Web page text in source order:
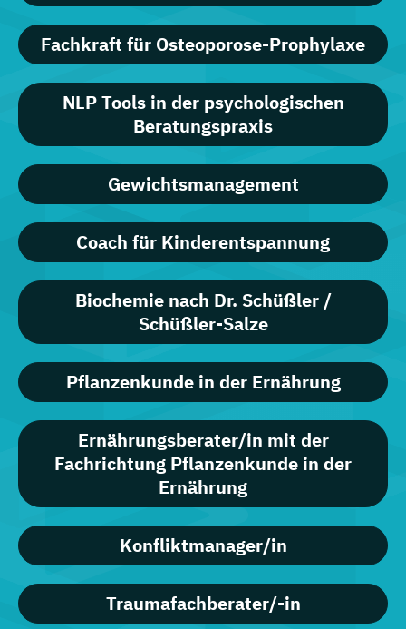
Fachkraft für Osteoporose-Prophylaxe
NLP Tools in der psychologischen
Beratungspraxis
Gewichtsmanagement
Coach für Kinderentspannung
Biochemie nach Dr. Schüßler /
Schüßler-Salze
Pflanzenkunde in der Ernährung
Ernährungsberater/in mit der
Fachrichtung Pflanzenkunde in der
Ernährung
Konfliktmanager/in
Traumafachberater/-in